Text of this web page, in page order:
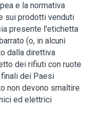
e la normativa
sui prodotti venduti
presente l'etichetta
(o, in alcuni
dalla direttiva
dei rifiuti con ruote
dei Paesi
non devono smaltire
ed elettrici